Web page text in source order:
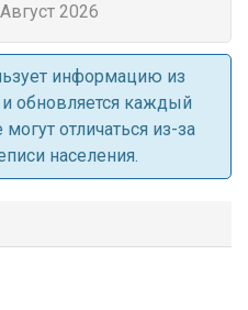
2026
информацию из
обновляется каждый
отличаться из-за
населения.